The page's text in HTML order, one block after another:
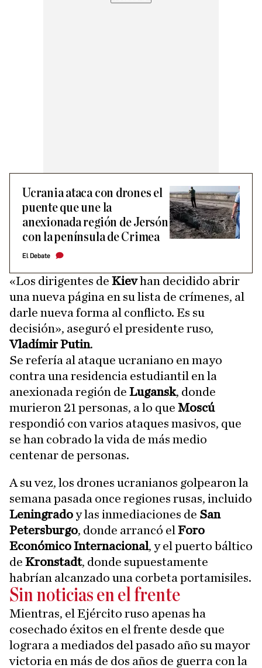
Ucrania ataca con drones el
puente que une la
anexionada región de Jersón
con la península de Crimea
El Debate
«Los dirigentes de Kievhan decidido abrir
una nueva página en su lista de crímenes, al
darle nueva forma al conflicto. Es su
decisión», aseguró el presidente ruso,
Vladímir Putin.
Se refería al ataque ucraniano en mayo
contra una residencia estudiantil en la
anexionada región de Lugansk, donde
murieron 21 personas, a lo que Moscú
respondió con varios ataques masivos, que
se han cobrado la vida de más medio
centenar de personas.
A su vez, los drones ucranianos golpearon la
semana pasada once regiones rusas, incluido
Leningradoy las inmediaciones de San
Petersburgo, donde arrancó el Foro
Económico Internacional, y el puerto báltico
de Kronstadt, donde supuestamente
habrían alcanzado una corbeta portamisiles.
Sin noticias en el frente
Mientras, el Ejército ruso apenas ha
cosechado éxitos en el frente desde que
lograra a mediados del pasado año su mayor
victoria en más de dos años de guerra con la